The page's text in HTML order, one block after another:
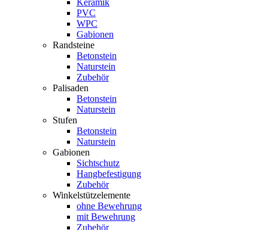
Keramik
PVC
WPC
Gabionen
Randsteine
Betonstein
Naturstein
Zubehör
Palisaden
Betonstein
Naturstein
Stufen
Betonstein
Naturstein
Gabionen
Sichtschutz
Hangbefestigung
Zubehör
Winkelstützelemente
ohne Bewehrung
mit Bewehrung
Zubehör